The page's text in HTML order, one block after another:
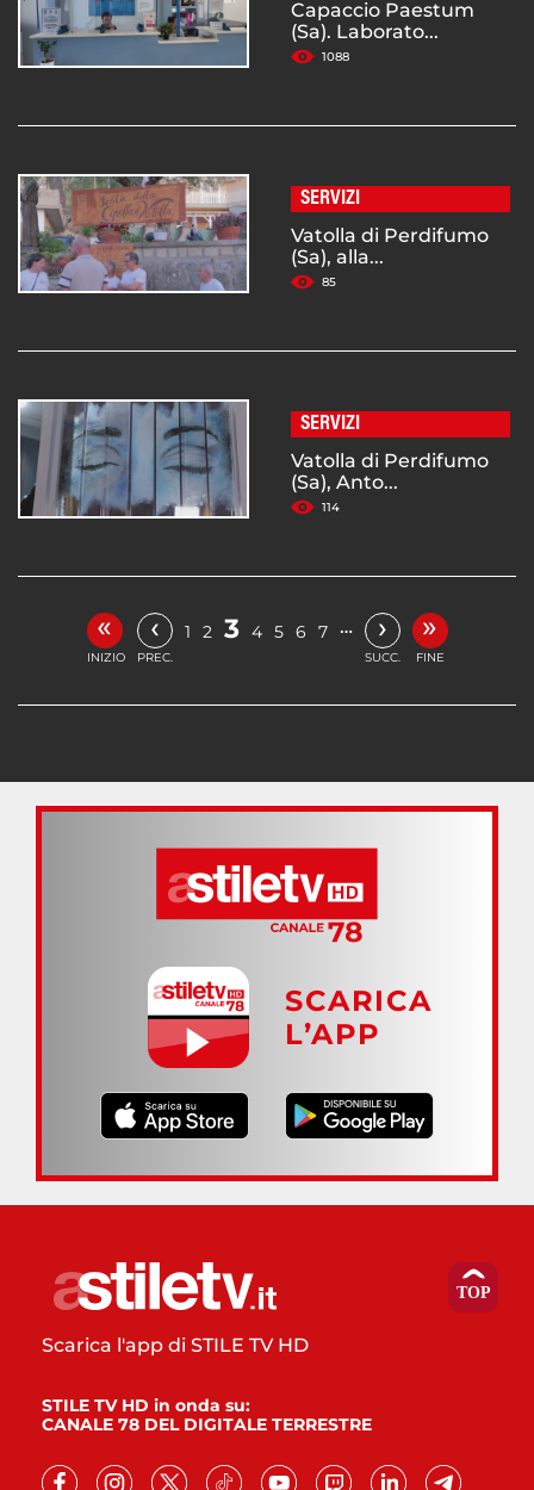
Capaccio Paestum
(Sa). Laborato...
1088
SERVIZI
Vatolla di Perdifumo
(Sa), alla...
85
SERVIZI
Vatolla di Perdifumo
(Sa), Anto...
114
«
INIZIO
‹
PREC.
1 2 3 4 5 6 7 … ›
SUCC.
»
FINE
SCARICA
L’APP
Scarica l'app di STILE TV HD
STILE TV HD in onda su:
CANALE 78 DEL DIGITALE TERRESTRE